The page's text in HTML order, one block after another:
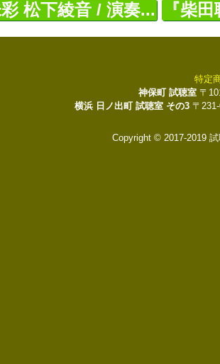
松下綾音 / 演奏... 『柴
特定
神保町 試聴室 〒
横浜 日ノ出町 試聴室 その3 〒
Copyright © 2017-2019